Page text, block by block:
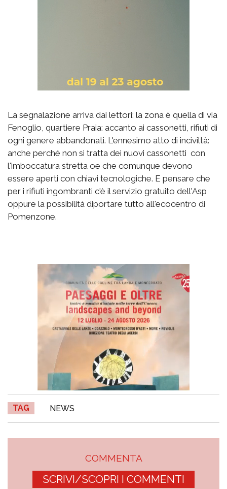
La segnalazione arriva dai lettori: la zona è quella di via
Fenoglio, quartiere Praia: accanto ai cassonetti, rifiuti di
ogni genere abbandonati. L'ennesimo atto di inciviltà:
anche perché non si tratta dei nuovi cassonetti con
l'imboccatura stretta oe che comunque devono
essere aperti con chiavi tecnologiche. E pensare che
per i rifiuti ingombranti c'è il servizio gratuito dell'Asp
oppure la possibilità diportare tutto all'ecocentro di
Pomenzone.
TAG NEWS
COMMENTA
SCRIVI/SCOPRI I COMMENTI